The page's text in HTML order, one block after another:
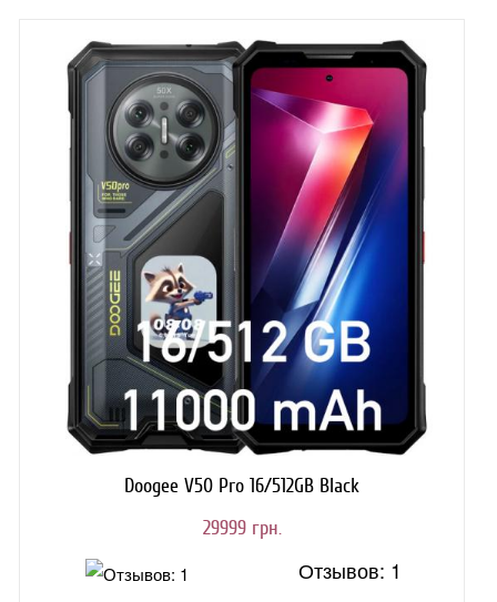
Doogee V50 Pro 16/512GB Black
29999 грн.
Отзывов: 1